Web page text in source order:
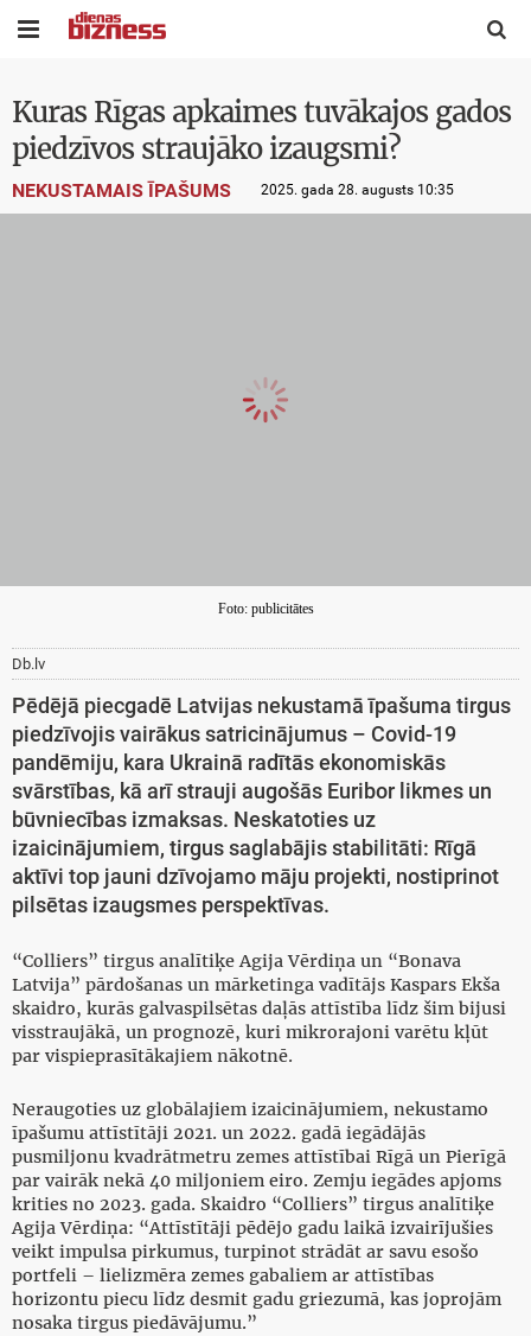
 
Kuras Rīgas apkaimes tuvākajos gados
piedzīvos straujāko izaugsmi?
NEKUSTAMAIS ĪPAŠUMS 2025. gada 28. augusts 10:35
Foto: publicitātes
Db.lv
Pēdējā piecgadē Latvijas nekustamā īpašuma tirgus
piedzīvojis vairākus satricinājumus – Covid-19
pandēmiju, kara Ukrainā radītās ekonomiskās
svārstības, kā arī strauji augošās Euribor likmes un
būvniecības izmaksas. Neskatoties uz
izaicinājumiem, tirgus saglabājis stabilitāti: Rīgā
aktīvi top jauni dzīvojamo māju projekti, nostiprinot
pilsētas izaugsmes perspektīvas.
“Colliers” tirgus analītiķe Agija Vērdiņa un “Bonava
Latvija” pārdošanas un mārketinga vadītājs Kaspars Ekša
skaidro, kurās galvaspilsētas daļās attīstība līdz šim bijusi
visstraujākā, un prognozē, kuri mikrorajoni varētu kļūt
par vispieprasītākajiem nākotnē.
Neraugoties uz globālajiem izaicinājumiem, nekustamo
īpašumu attīstītāji 2021. un 2022. gadā iegādājās
pusmiljonu kvadrātmetru zemes attīstībai Rīgā un Pierīgā
par vairāk nekā 40 miljoniem eiro. Zemju iegādes apjoms
krities no 2023. gada. Skaidro “Colliers” tirgus analītiķe
Agija Vērdiņa: “Attīstītāji pēdējo gadu laikā izvairījušies
veikt impulsa pirkumus, turpinot strādāt ar savu esošo
portfeli – lielizmēra zemes gabaliem ar attīstības
horizontu piecu līdz desmit gadu griezumā, kas joprojām
nosaka tirgus piedāvājumu.”